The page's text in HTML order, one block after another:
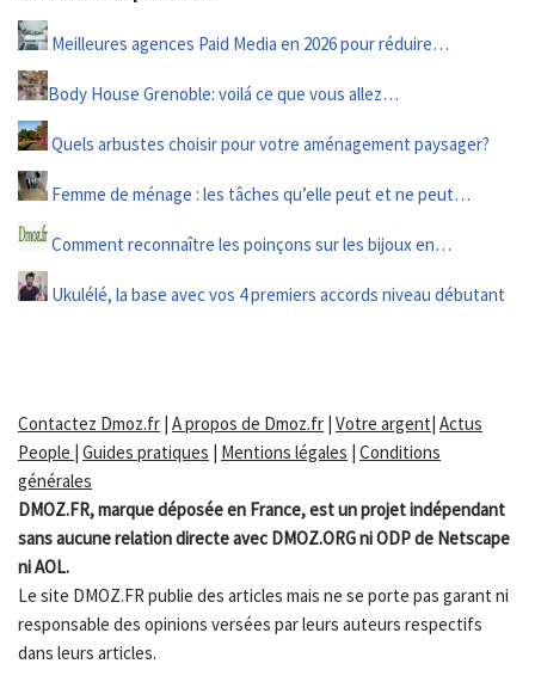
Meilleures agences Paid Media en 2026 pour réduire…
Body House Grenoble: voilá ce que vous allez…
Quels arbustes choisir pour votre aménagement paysager?
Femme de ménage : les tâches qu’elle peut et ne peut…
Comment reconnaître les poinçons sur les bijoux en…
Ukulélé, la base avec vos 4 premiers accords niveau débutant
Contactez Dmoz.fr | A propos de Dmoz.fr | Votre argent| Actus
People | Guides pratiques | Mentions légales | Conditions
générales
DMOZ.FR, marque déposée en France, est un projet indépendant
sans aucune relation directe avec DMOZ.ORG ni ODP de Netscape
ni AOL.
Le site DMOZ.FR publie des articles mais ne se porte pas garant ni
responsable des opinions versées par leurs auteurs respectifs
dans leurs articles.